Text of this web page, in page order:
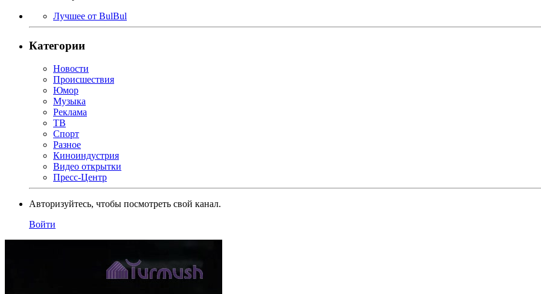
Лучшее от BulBul
Категории
Новости
Происшествия
Юмор
Музыка
Реклама
ТВ
Спорт
Разное
Киноиндустрия
Видео открытки
Пресс-Центр
Авторизуйтесь, чтобы посмотреть свой канал.
Войти